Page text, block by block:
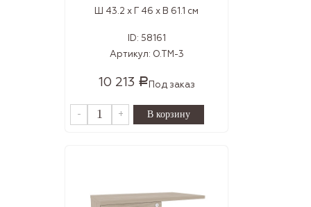
Ш 43.2 x Г 46 x В 61.1 см
ID: 58161
Артикул: O.TM-3
10 213 Р Под заказ
- +